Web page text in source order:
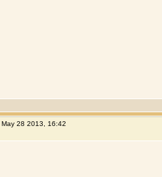
May 28 2013, 16:42